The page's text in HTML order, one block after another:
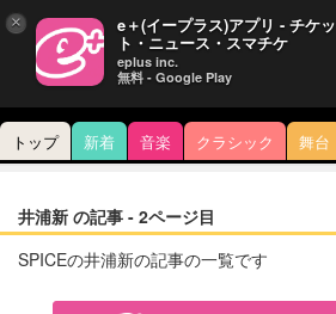
トップ 新着 音楽 クラシック 舞台
井浦新 の記事 - 2ページ目
SPICEの井浦新の記事の一覧です
× e＋(イープラス)アプリ - チケッ
ト・ニュース・スマチケ
eplus inc.
無料 - Google Play